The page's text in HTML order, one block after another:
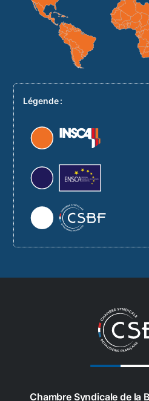
Légende :
Chambre Syndicale de la